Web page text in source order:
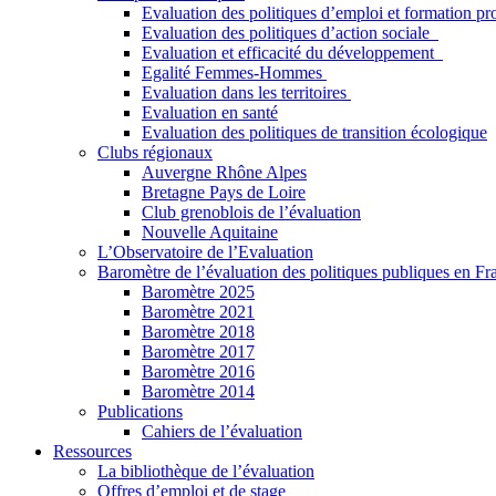
Evaluation des politiques d’emploi et formation
Evaluation des politiques d’action sociale
Evaluation et efficacité du développement
Egalité Femmes-Hommes
Evaluation dans les territoires
Evaluation en santé
Evaluation des politiques de transition écologique
Clubs régionaux
Auvergne Rhône Alpes
Bretagne Pays de Loire
Club grenoblois de l’évaluation
Nouvelle Aquitaine
L’Observatoire de l’Evaluation
Baromètre de l’évaluation des politiques publiques en
Baromètre 2025
Baromètre 2021
Baromètre 2018
Baromètre 2017
Baromètre 2016
Baromètre 2014
Publications
Cahiers de l’évaluation
Ressources
La bibliothèque de l’évaluation
Offres d’emploi et de stage